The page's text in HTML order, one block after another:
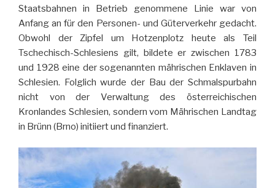
Staatsbahnen in Betrieb genommene Linie war von
Anfang an für den Personen- und Güterverkehr gedacht.
Obwohl der Zipfel um Hotzenplotz heute als Teil
Tschechisch-Schlesiens gilt, bildete er zwischen 1783
und 1928 eine der sogenannten mährischen Enklaven in
Schlesien. Folglich wurde der Bau der Schmalspurbahn
nicht von der Verwaltung des österreichischen
Kronlandes Schlesien, sondern vom Mährischen Landtag
in Brünn (Brno) initiiert und finanziert.